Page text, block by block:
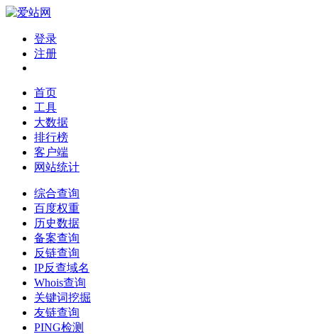
登录
注册
首页
工具
大数据
排行榜
客户端
网站统计
综合查询
百度权重
历史数据
备案查询
反链查询
IP反查域名
Whois查询
关键词挖掘
友链查询
PING检测